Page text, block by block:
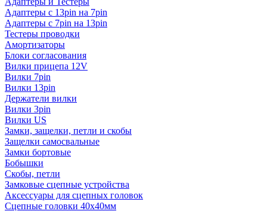
Адаптеры с 13pin на 7pin
Адаптеры с 7pin на 13pin
Тестеры проводки
Амортизаторы
Блоки согласования
Вилки прицепа 12V
Вилки 7pin
Вилки 13pin
Держатели вилки
Вилки 3pin
Вилки US
Замки, защелки, петли и скобы
Защелки самосвальные
Замки бортовые
Бобышки
Скобы, петли
Замковые сцепные устройства
Аксессуары для сцепных головок
Сцепные головки 40x40мм